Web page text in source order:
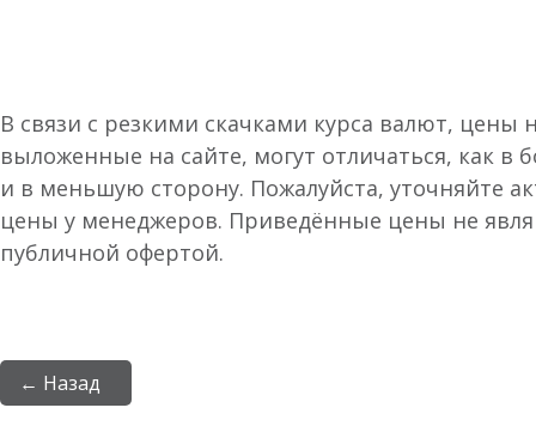
В связи с резкими скачками курса валют, цены
выложенные на сайте, могут отличаться, как в
и в меньшую сторону. Пожалуйста, уточняйте
цены у менеджеров. Приведённые цены не
публичной офертой.
← Назад